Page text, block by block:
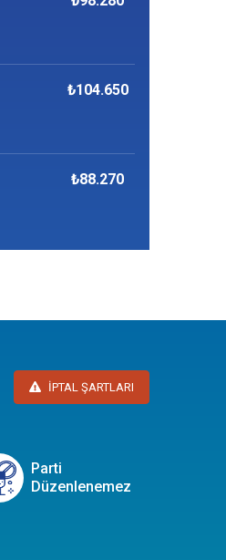
₺104.650
₺88.270
İPTAL ŞARTLARI
Parti
Düzenlenemez